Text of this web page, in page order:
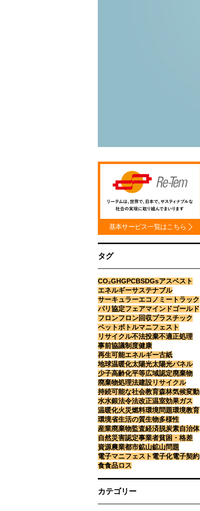
基本サービス一覧はこちら
タグ
CO₂GHG PCBSDGsアスベスト
エネルギーサステナブル
サーキュラーエコノミー トラック
パリ協定フェアマインドゴールド
フロンフロン回収プラスチック
ペットボトルマニフェスト
リサイクル不法投棄不適正処理
事前協議制度健康
再生可能エネルギー古紙
地球温暖化太陽光太陽光パネル
少子高齢化平等広域認定廃棄物
廃棄物処理法建設リサイクル
持続可能な社会教育森林気候変動
水水銀法令法改正温室効果ガス
温暖化火災燃料環境問題環境教育
環境省生活の質生物多様性
産業廃棄物監査経済脱炭素自治体
自然災害認定事業者貧困・格差
資源農業都市鉱山鉱山問題
電子マニフェスト 電子化電子契約
食食品ロス
カテゴリー